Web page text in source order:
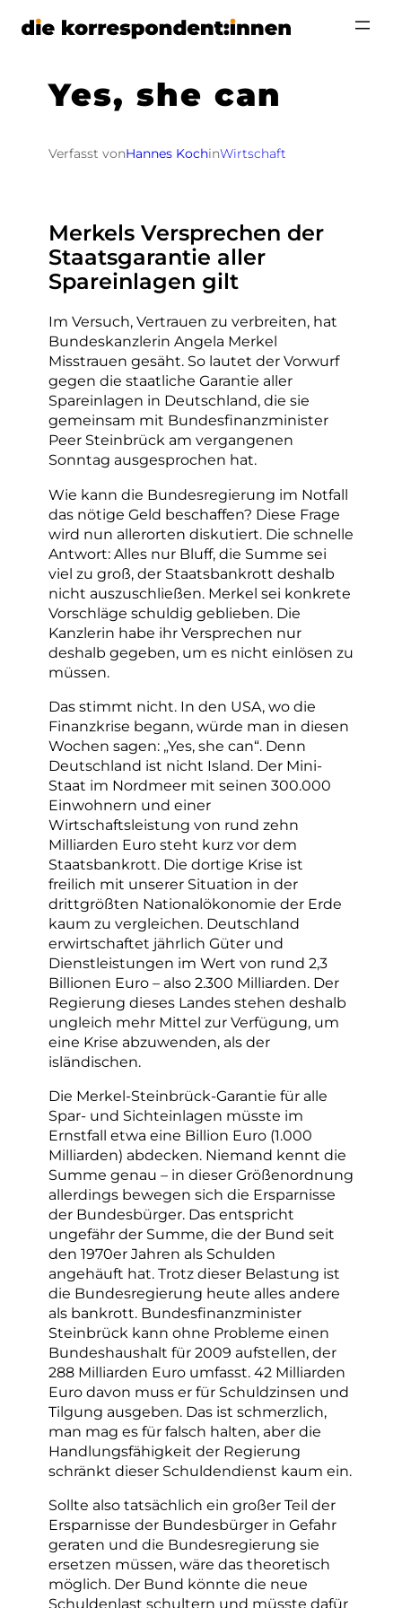
Zum
Yes, she can
Verfasst vonHannes KochinWirtschaft
Merkels Versprechen der
Staatsgarantie aller
Spareinlagen gilt
Im Versuch, Vertrauen zu verbreiten, hat
Bundeskanzlerin Angela Merkel
Misstrauen gesäht. So lautet der Vorwurf
gegen die staatliche Garantie aller
Spareinlagen in Deutschland, die sie
gemeinsam mit Bundesfinanzminister
Peer Steinbrück am vergangenen
Sonntag ausgesprochen hat.
Wie kann die Bundesregierung im Notfall
das nötige Geld beschaffen? Diese Frage
wird nun allerorten diskutiert. Die schnelle
Antwort: Alles nur Bluff, die Summe sei
viel zu groß, der Staatsbankrott deshalb
nicht auszuschließen. Merkel sei konkrete
Vorschläge schuldig geblieben. Die
Kanzlerin habe ihr Versprechen nur
deshalb gegeben, um es nicht einlösen zu
müssen.
Das stimmt nicht. In den USA, wo die
Finanzkrise begann, würde man in diesen
Wochen sagen: „Yes, she can“. Denn
Deutschland ist nicht Island. Der Mini-
Staat im Nordmeer mit seinen 300.000
Einwohnern und einer
Wirtschaftsleistung von rund zehn
Milliarden Euro steht kurz vor dem
Staatsbankrott. Die dortige Krise ist
freilich mit unserer Situation in der
drittgrößten Nationalökonomie der Erde
kaum zu vergleichen. Deutschland
erwirtschaftet jährlich Güter und
Dienstleistungen im Wert von rund 2,3
Billionen Euro – also 2.300 Milliarden. Der
Regierung dieses Landes stehen deshalb
ungleich mehr Mittel zur Verfügung, um
eine Krise abzuwenden, als der
isländischen.
Die Merkel-Steinbrück-Garantie für alle
Spar- und Sichteinlagen müsste im
Ernstfall etwa eine Billion Euro (1.000
Milliarden) abdecken. Niemand kennt die
Summe genau – in dieser Größenordnung
allerdings bewegen sich die Ersparnisse
der Bundesbürger. Das entspricht
ungefähr der Summe, die der Bund seit
den 1970er Jahren als Schulden
angehäuft hat. Trotz dieser Belastung ist
die Bundesregierung heute alles andere
als bankrott. Bundesfinanzminister
Steinbrück kann ohne Probleme einen
Bundeshaushalt für 2009 aufstellen, der
288 Milliarden Euro umfasst. 42 Milliarden
Euro davon muss er für Schuldzinsen und
Tilgung ausgeben. Das ist schmerzlich,
man mag es für falsch halten, aber die
Handlungsfähigkeit der Regierung
schränkt dieser Schuldendienst kaum ein.
Sollte also tatsächlich ein großer Teil der
Ersparnisse der Bundesbürger in Gefahr
geraten und die Bundesregierung sie
ersetzen müssen, wäre das theoretisch
möglich. Der Bund könnte die neue
Schuldenlast schultern und müsste dafür